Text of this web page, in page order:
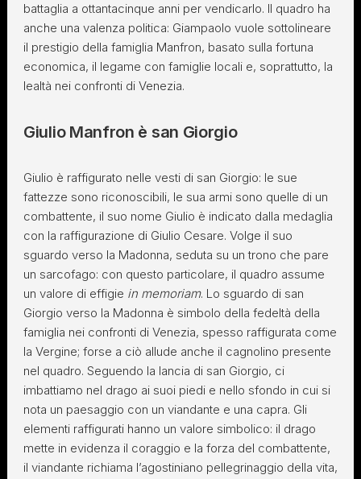
battaglia a ottantacinque anni per vendicarlo. Il quadro ha
anche una valenza politica: Giampaolo vuole sottolineare
il prestigio della famiglia Manfron, basato sulla fortuna
economica, il legame con famiglie locali e, soprattutto, la
lealtà nei confronti di Venezia.
Giulio Manfron è san Giorgio
Giulio è raffigurato nelle vesti di san Giorgio: le sue
fattezze sono riconoscibili, le sua armi sono quelle di un
combattente, il suo nome Giulio è indicato dalla medaglia
con la raffigurazione di Giulio Cesare. Volge il suo
sguardo verso la Madonna, seduta su un trono che pare
un sarcofago: con questo particolare, il quadro assume
un valore di effigie in memoriam. Lo sguardo di san
Giorgio verso la Madonna è simbolo della fedeltà della
famiglia nei confronti di Venezia, spesso raffigurata come
la Vergine; forse a ciò allude anche il cagnolino presente
nel quadro. Seguendo la lancia di san Giorgio, ci
imbattiamo nel drago ai suoi piedi e nello sfondo in cui si
nota un paesaggio con un viandante e una capra. Gli
elementi raffigurati hanno un valore simbolico: il drago
mette in evidenza il coraggio e la forza del combattente,
il viandante richiama l’agostiniano pellegrinaggio della vita,